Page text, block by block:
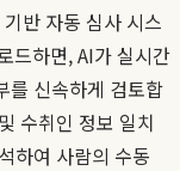
반 자동 심사 시스
드하면, AI가 실시간
를 신속하게 검토합
수취인 정보 일치
하여 사람의 수동